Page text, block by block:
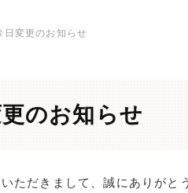
日変更のお知らせ
のお知らせ
ただきまして、誠にありがと